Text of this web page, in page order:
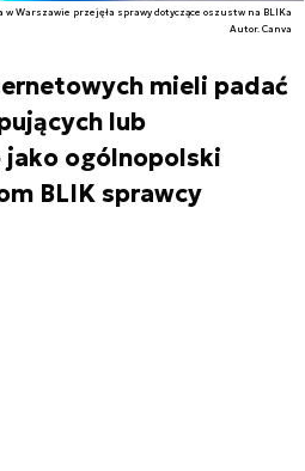
Warszawie przejęła sprawy dotyczące oszustw na BLIKa
Autor. Canva
mieli padać
lub
jako ogólnopolski
BLIK sprawcy